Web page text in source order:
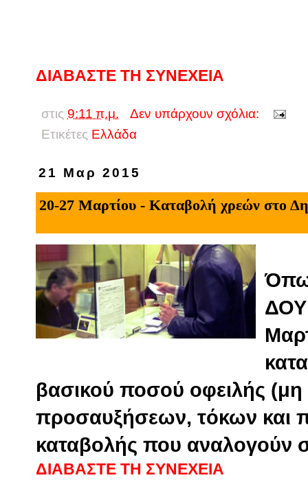
ΔΙΑΒΑΣΤΕ ΤΗ ΣΥΝΕΧΕΙΑ
στις 9:11 π.μ.
Δεν υπάρχουν σχόλια:
Ετικέτες Eλλάδα
21 Μαρ 2015
20-27 Μαρτίου - Καταβολή χρεών στο
ΔΟΥ
βασικού ποσού οφειλής
προσαυξήσεων, τόκων και
καταβολής που αναλογούν
ΔΙΑΒΑΣΤΕ ΤΗ ΣΥΝΕΧΕΙΑ